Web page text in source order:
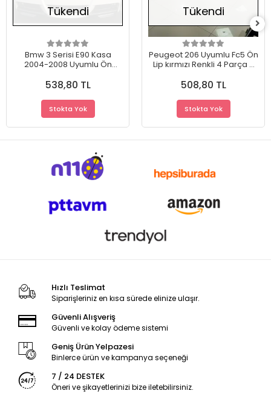
Tükendi
Bmw 3 Serisi E90 Kasa
2004-2008 Uyumlu Ön
Black Dayanıklı Malzeme
538,80 TL
Stokta Yok
Tükendi
Peugeot 206 Uyumlu Fc5 Ön
Lip kırmızı Renkli 4 Parça -
Malzeme
508,80 TL
Stokta Yok
Hızlı Teslimat
Siparişleriniz en kısa sürede elinize ulaşır.
Güvenli Alışveriş
Güvenli ve kolay ödeme sistemi
Geniş Ürün Yelpazesi
Binlerce ürün ve kampanya seçeneği
7 / 24 DESTEK
Öneri ve şikayetlerinizi bize iletebilirsiniz.